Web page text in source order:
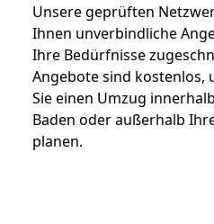
Unsere geprüften
Ihnen unverbindliche
Ihre Bedürfnisse
Angebote sind kostenlos,
Sie einen Umzug
Baden oder außerhalb
planen.